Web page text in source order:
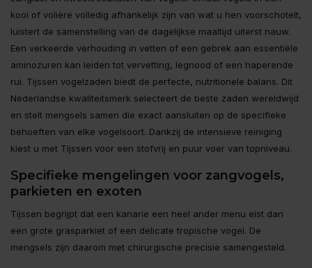
kooi of volière volledig afhankelijk zijn van wat u hen voorschotelt,
luistert de samenstelling van de dagelijkse maaltijd uiterst nauw.
Een verkeerde verhouding in vetten of een gebrek aan essentiële
aminozuren kan leiden tot vervetting, legnood of een haperende
rui. Tijssen vogelzaden biedt de perfecte, nutritionele balans. Dit
Nederlandse kwaliteitsmerk selecteert de beste zaden wereldwijd
en stelt mengsels samen die exact aansluiten op de specifieke
behoeften van elke vogelsoort. Dankzij de intensieve reiniging
kiest u met Tijssen voor een stofvrij en puur voer van topniveau.
Specifieke mengelingen voor zangvogels,
parkieten en exoten
Tijssen begrijpt dat een kanarie een heel ander menu eist dan
een grote grasparkiet of een delicate tropische vogel. De
mengsels zijn daarom met chirurgische precisie samengesteld.